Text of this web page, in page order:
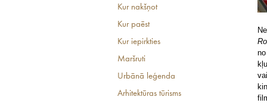
Kur nakšņot
Kur paēst
Kur iepirkties
Maršruti
Urbānā leģenda
Arhitektūras tūrisms